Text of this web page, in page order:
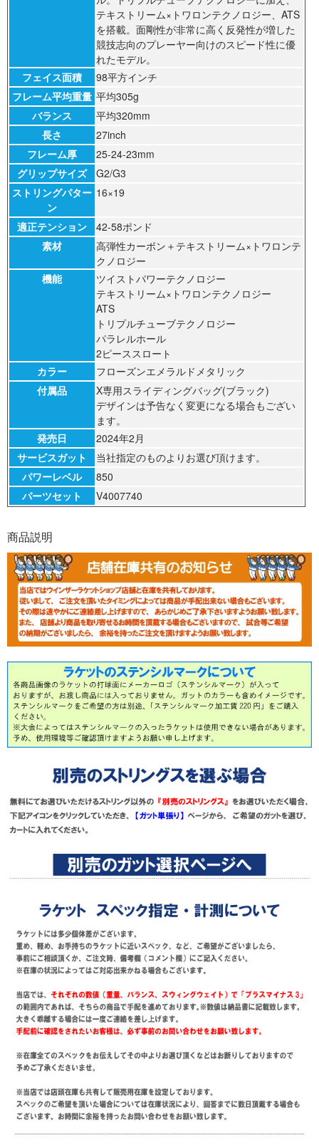
テキストリーム×トワロンテクノロジー、ATS
を搭載。面剛性が非常に高く反発性が増した
競技志向のプレーヤー向けのスピード性に優
れたモデル。
フェイス面積
98平方インチ
フレーム平均重量 平均305g
バランス
平均320mm
長さ
27inch
フレーム厚
25-24-23mm
グリップサイズ
G2/G3
ストリングパター
ン
16×19
適正テンション
42-58ポンド
素材
高弾性カーボン＋テキストリーム×トワロンテ
クノロジー
機能
ツイストパワーテクノロジー
テキストリーム×トワロンテクノロジー
ATS
トリプルチューブテクノロジー
パラレルホール
2ピーススロート
カラー
フローズンエメラルドメタリック
付属品
X専用スライディングバッグ(ブラック)
デザインは予告なく変更になる場合もござい
ます。
発売日
2024年2月
サービスガット
当社指定のものよりお選び頂けます。
パワーレベル
850
パーツセット
V4007740
商品説明